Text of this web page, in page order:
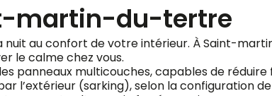
martin-du-tertre
nuit au confort de votre intérieur. À Saint-
le calme chez vous.
panneaux multicouches, capables de
l’extérieur (sarking), selon la configuration